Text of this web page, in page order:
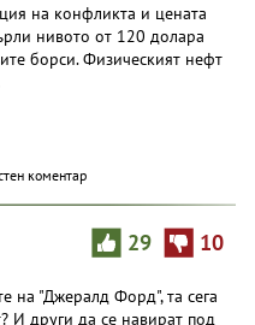
на конфликта и цената
нивото от 120 долара
борси. Физическият нефт
коментар
29 10
на "Джералд Форд", та сега
И други да се навират под